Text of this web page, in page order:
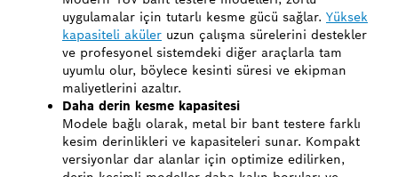
uygulamalar için tutarlı kesme gücü sağlar. Yüksek
kapasiteli aküler uzun çalışma sürelerini destekler
ve profesyonel sistemdeki diğer araçlarla tam
uyumlu olur, böylece kesinti süresi ve ekipman
maliyetlerini azaltır.
Daha derin kesme kapasitesi
Modele bağlı olarak, metal bir bant testere farklı
kesim derinlikleri ve kapasiteleri sunar. Kompakt
versiyonlar dar alanlar için optimize edilirken,